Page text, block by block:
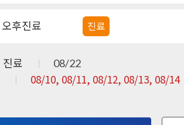
오후진료 진료
료 08/22
08/10, 08/11, 08/12, 08/13, 08/14